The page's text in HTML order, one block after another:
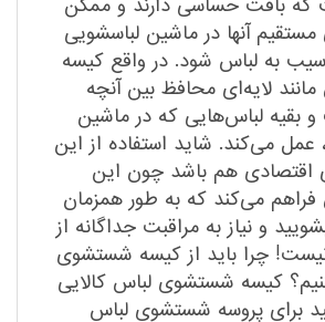
آنها در ماشین لباسشویی
به لباس شود. در واقع کیسه
لایه‌ای محافظ بین آنچه
بقیه لباس‌هایی که در ماشین
می‌کند. شاید استفاده از این
اقتصادی هم باشد چون این
فراهم می‌کند که به طور همزمان
و نیاز به مراقبت جداگانه از
چرا باید از کیسه شستشوی
کیسه شستشوی لباس کالایی
برای پروسه شستشوی لباس